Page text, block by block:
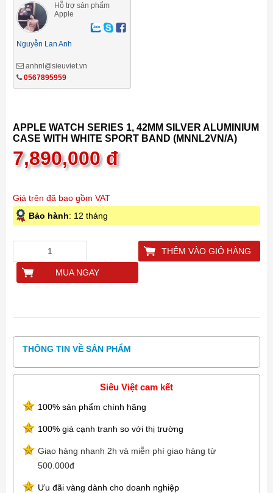
Hỗ trợ sản phẩm
Apple
Nguyễn Lan Anh
anhnl@sieuviet.vn
0567895959
APPLE WATCH SERIES 1, 42MM SILVER ALUMINIUM
CASE WITH WHITE SPORT BAND (MNNL2VN/A)
7,890,000đ
Giá trên đã bao gồm VAT
Bảo hành: 12 tháng
THÊM VÀO GIỎ HÀNG
MUA NGAY
THÔNG TIN VỀ SẢN PHẨM
Siêu Việt cam kết
100% sản phẩm chính hãng
100% giá cạnh tranh so với thị trường
Giao hàng nhanh 2h và miễn phí giao hàng từ
500.000đ
Ưu đãi vàng dành cho doanh nghiệp